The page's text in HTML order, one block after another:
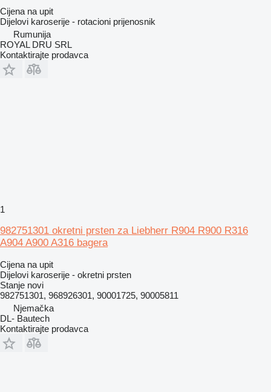
Cijena na upit
Dijelovi karoserije - rotacioni prijenosnik
Rumunija
ROYAL DRU SRL
Kontaktirajte prodavca
1
982751301 okretni prsten za Liebherr R904 R900 R316
A904 A900 A316 bagera
Cijena na upit
Dijelovi karoserije - okretni prsten
Stanje novi
982751301, 968926301, 90001725, 90005811
Njemačka
DL- Bautech
Kontaktirajte prodavca